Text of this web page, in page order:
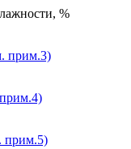
%
прим.3)
прим.5)